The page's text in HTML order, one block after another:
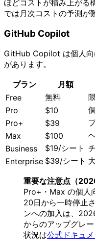
ほどコストが積み上がる
では月次コストの予測が
GitHub Copilot
GitHub Copilot は個人向
があります。
プラン 月額
Free
無料
Pro
$10
Pro+
$39
Max
$100
Business
$19/シート
Enterprise $39/シート
重要な注意点（
Pro+・Max の個人
20日から一時停止
ンへの加入は、
からのアップグレ
状況は公式ドキュメ